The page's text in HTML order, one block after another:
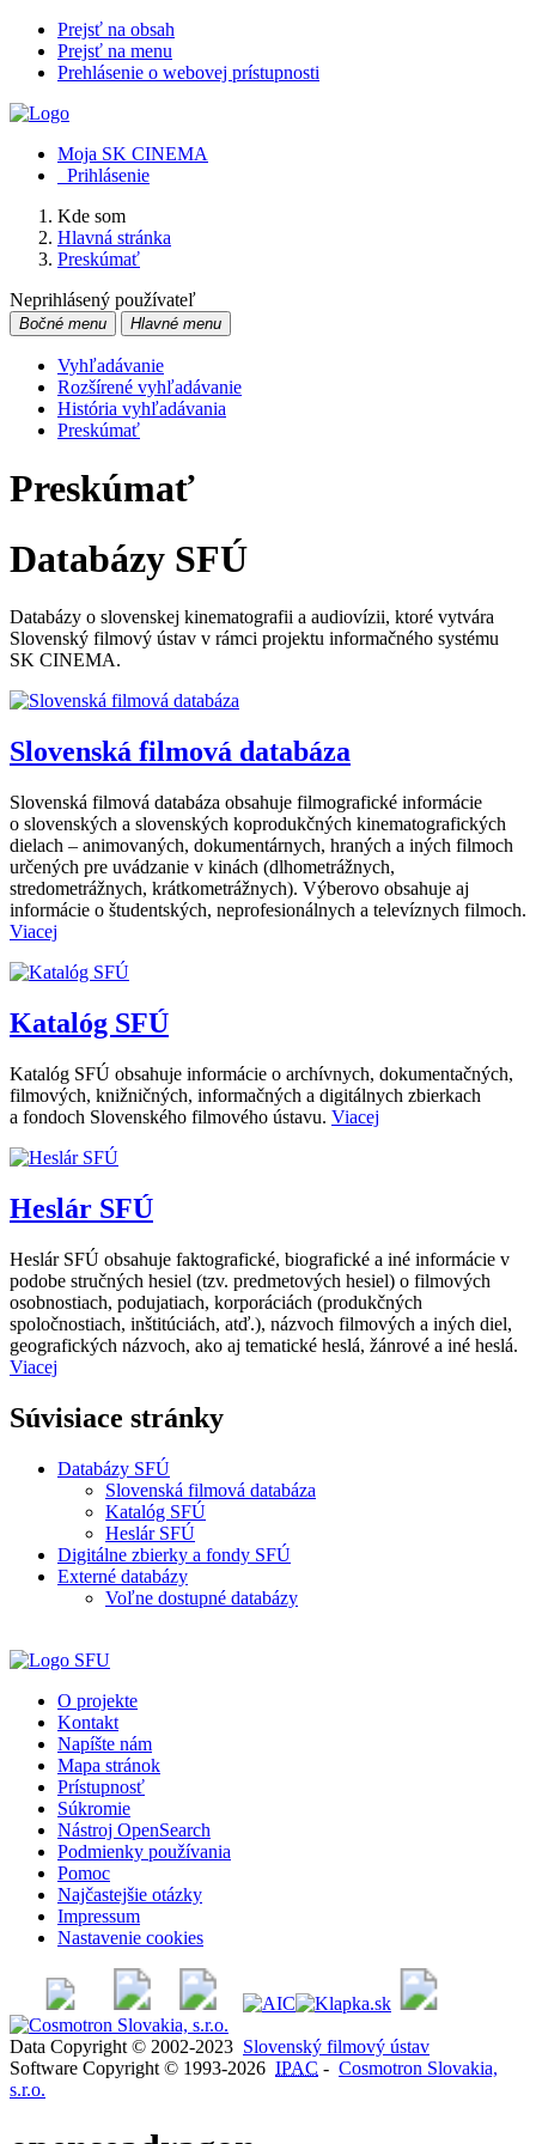
Prejsť na obsah
Prejsť na menu
Prehlásenie o webovej prístupnosti
Moja SK CINEMA
Prihlásenie
Kde som
Hlavná stránka
Preskúmať
Neprihlásený používateľ
Bočné menu Hlavné menu
Vyhľadávanie
Rozšírené vyhľadávanie
História vyhľadávania
Preskúmať
Preskúmať
Databázy SFÚ
Databázy o slovenskej kinematografii a audiovízii, ktoré vytvára
Slovenský filmový ústav v rámci projektu informačného systému
SK CINEMA.
Slovenská filmová databáza
Slovenská filmová databáza obsahuje filmografické informácie
o slovenských a slovenských koprodukčných kinematografických
dielach – animovaných, dokumentárnych, hraných a iných filmoch
určených pre uvádzanie v kinách (dlhometrážnych,
stredometrážnych, krátkometrážnych). Výberovo obsahuje aj
informácie o študentských, neprofesionálnych a televíznych filmoch.
Viacej
Katalóg SFÚ
Katalóg SFÚ obsahuje informácie o archívnych, dokumentačných,
filmových, knižničných, informačných a digitálnych zbierkach
a fondoch Slovenského filmového ústavu. Viacej
Heslár SFÚ
Heslár SFÚ obsahuje faktografické, biografické a iné informácie v
podobe stručných hesiel (tzv. predmetových hesiel) o filmových
osobnostiach, podujatiach, korporáciách (produkčných
spoločnostiach, inštitúciách, atď.), názvoch filmových a iných diel,
geografických názvoch, ako aj tematické heslá, žánrové a iné heslá.
Viacej
Súvisiace stránky
Databázy SFÚ
Slovenská filmová databáza
Katalóg SFÚ
Heslár SFÚ
Digitálne zbierky a fondy SFÚ
Externé databázy
Voľne dostupné databázy
O projekte
Kontakt
Napíšte nám
Mapa stránok
Prístupnosť
Súkromie
Nástroj OpenSearch
Podmienky používania
Pomoc
Najčastejšie otázky
Impressum
Nastavenie cookies
Data Copyright © 2002-2023 Slovenský filmový ústav
Software Copyright © 1993-2026 IPAC - Cosmotron Slovakia,
s.r.o.